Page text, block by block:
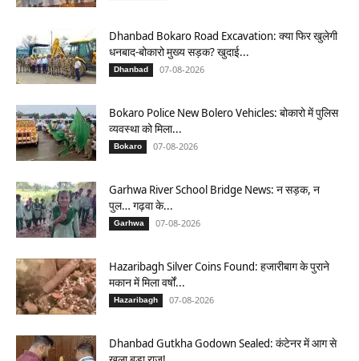
Dhanbad Bokaro Road Excavation: क्या फिर खुलेगी
धनबाद-बोकारो मुख्य सड़क? खुदाई...
Dhanbad 07-08-2026
Bokaro Police New Bolero Vehicles: बोकारो में पुलिस
व्यवस्था को मिला...
Bokaro 07-08-2026
Garhwa River School Bridge News: न सड़क, न
पुल… गढ़वा के...
Garhwa 07-08-2026
Hazaribagh Silver Coins Found: हजारीबाग के पुराने
मकान में मिला वर्षों...
Hazaribagh 07-08-2026
Dhanbad Gutkha Godown Sealed: कंटेनर में आग से